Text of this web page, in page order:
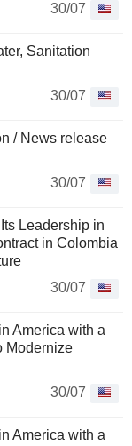
30/07
Sanitation
30/07
/ News release
30/07
Leadership in
in Colombia
30/07
America with a
Modernize
30/07
America with a